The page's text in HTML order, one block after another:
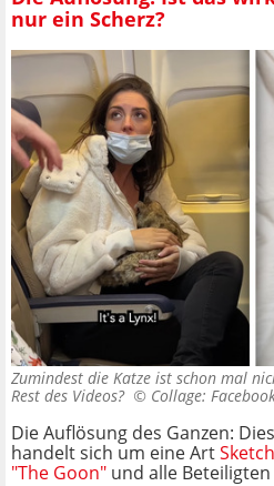
nur ein Scherz?
Zumindest die Katze ist schon mal
Rest des Videos? © Collage:
Die Auflösung des Ganzen:
handelt sich um eine Art
"The Goon" und alle